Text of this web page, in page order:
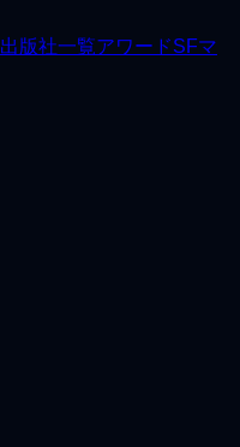
出版社一覧アワードSFマ